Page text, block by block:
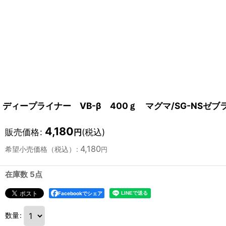
ディープライナー VB-β 400ｇ マグマ/SG-NSゼブ
販売価格: 4,180 円 (税込)
希望小売価格（税込） : 4,180円
在庫数 5点
Facebookでシェア
数量: